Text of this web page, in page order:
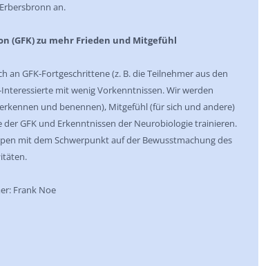
an.
(GFK) zu mehr Frieden und Mitgefühl
an GFK-Fortgeschrittene (z. B. die Teilnehmer aus den
mit wenig Vorkenntnissen. Wir werden
und benennen), Mitgefühl (für sich und andere)
GFK und Erkenntnissen der Neurobiologie trainieren.
mit dem Schwerpunkt auf der Bewusstmachung des
Frank Noe